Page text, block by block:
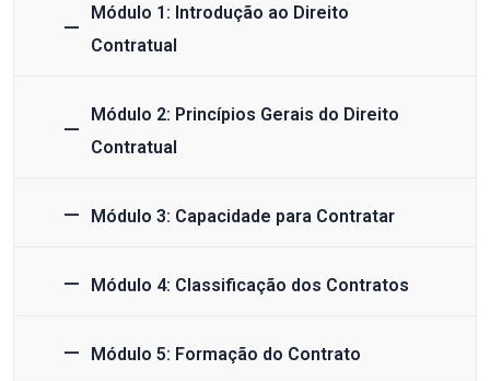
Módulo 1: Introdução ao Direito
Contratual
Módulo 2: Princípios Gerais do Direito
Contratual
Módulo 3: Capacidade para Contratar
Módulo 4: Classificação dos Contratos
Módulo 5: Formação do Contrato